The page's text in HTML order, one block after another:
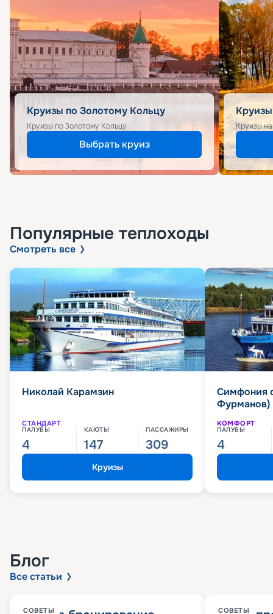
Круизы по Золотому Кольцу
Круизы по Золотому Кольцу
Выбрать круиз
Круизы
Популярные теплоходы
Смотреть все
Николай Карамзин
СТАНДАРТ
ПАЛУБЫ
4
КАЮТЫ
147
ПАССАЖИРЫ
309
Круизы
Симфония
Фурманов)
КОМФОРТ
ПАЛУБЫ
4
Блог
Все статьи
СОВЕТЫ СОВЕТЫ